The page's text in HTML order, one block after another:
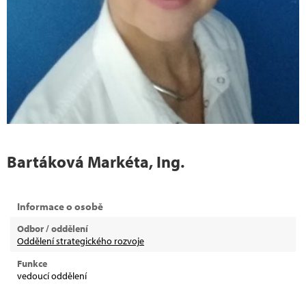
Bartáková Markéta, Ing.
Informace o osobě
Odbor / oddělení
Oddělení strategického rozvoje
Funkce
vedoucí oddělení